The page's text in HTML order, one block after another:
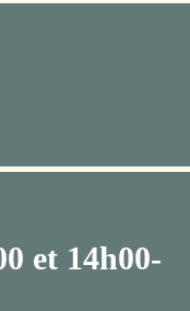
et 14h00-